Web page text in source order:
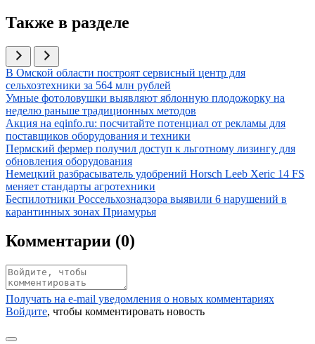
Также в разделе
Иллюстрация новости
В Омской области построят сервисный центр для
сельхозтехники за 564 млн рублей
Иллюстрация новости
Умные фотоловушки выявляют яблонную плодожорку на
неделю раньше традиционных методов
Иллюстрация новости
Акция на eqinfo.ru: посчитайте потенциал от рекламы для
поставщиков оборудования и техники
Иллюстрация новости
Пермский фермер получил доступ к льготному лизингу для
обновления оборудования
Иллюстрация новости
Немецкий разбрасыватель удобрений Horsch Leeb Xeric 14 FS
меняет стандарты агротехники
Иллюстрация новости
Беспилотники Россельхознадзора выявили 6 нарушений в
карантинных зонах Приамурья
Комментарии (0)
Получать на e‑mail уведомления о новых комментариях
Войдите, чтобы комментировать новость